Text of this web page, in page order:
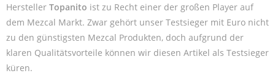
Hersteller Topanito ist zu Recht einer der großen Player auf
dem Mezcal Markt. Zwar gehört unser Testsieger mit Euro nicht
zu den günstigsten Mezcal Produkten, doch aufgrund der
klaren Qualitätsvorteile können wir diesen Artikel als Testsieger
küren.